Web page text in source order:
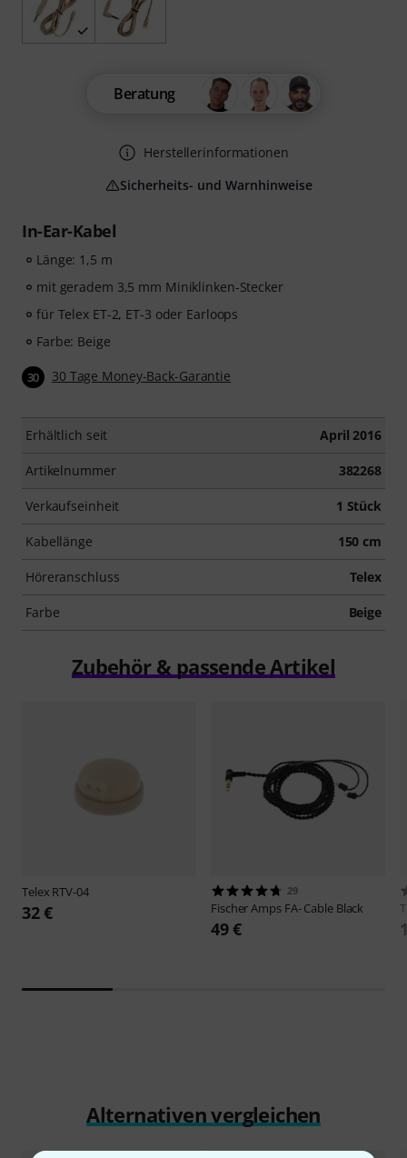
In-Ear-Kabel
Länge: 1,5 m
mit geradem 3,5 mm Miniklinken-Stecker
für Telex ET-2, ET-3 oder Earloops
Farbe: Beige
30 30 Tage Money-Back-Garantie
Erhältlich seit April 2016
Artikelnummer 382268
Verkaufseinheit 1 Stück
Kabellänge 150 cm
Höreranschluss Telex
Farbe Beige
Beratung
Herstellerinformationen
Sicherheits- und Warnhinweise
Zubehör & passende Artikel
Telex RTV-04
32 €
29
Fischer Amps FA- Cable Black
49 €
Alternativen vergleichen